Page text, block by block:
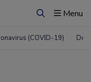
ZoekenMenu
(COVID-19)